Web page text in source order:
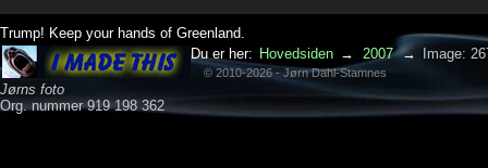
Trump! Keep your hands of Greenland.
Jørns foto
Org. nummer 919 198 362
Du er her: Hovedsiden → 2007 → Image:
© 2010-2026 - Jørn Dahl-Stamnes